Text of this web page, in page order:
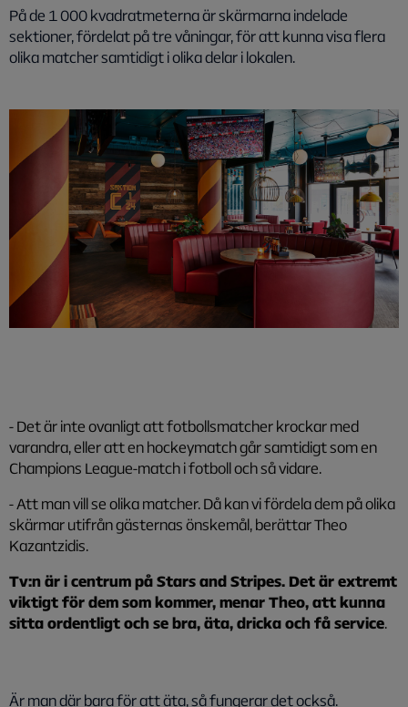
På de 1 000 kvadratmeterna är skärmarna indelade
sektioner, fördelat på tre våningar, för att kunna visa flera
olika matcher samtidigt i olika delar i lokalen.
- Det är inte ovanligt att fotbollsmatcher krockar med
varandra, eller att en hockeymatch går samtidigt som en
Champions League-match i fotboll och så vidare.
- Att man vill se olika matcher. Då kan vi fördela dem på olika
skärmar utifrån gästernas önskemål, berättar Theo
Kazantzidis.
Tv:n är i centrum på Stars and Stripes. Det är extremt
viktigt för dem som kommer, menar Theo, att kunna
sitta ordentligt och se bra, äta, dricka och få service.
Är man där bara för att äta, så fungerar det också.